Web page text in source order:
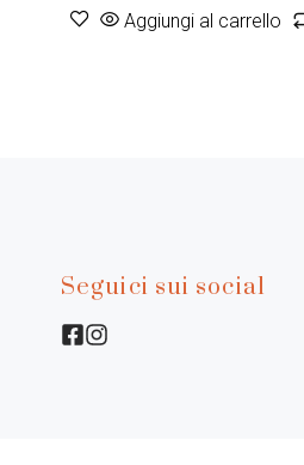
Aggiungi al carrello
Seguici sui social